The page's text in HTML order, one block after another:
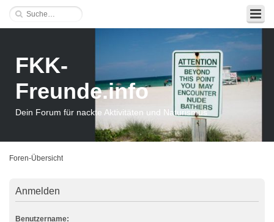
FKK-
Freunde.info
Dein Forum für nackte Aktivitäten und Naturismus
Foren-Übersicht
Anmelden
Benutzername: